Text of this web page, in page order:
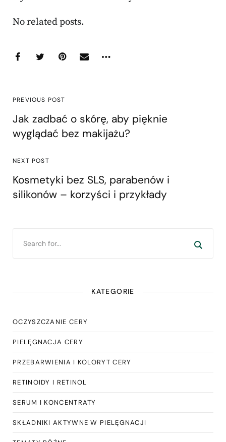
No related posts.
PREVIOUS POST
Jak zadbać o skórę, aby pięknie
wyglądać bez makijażu?
NEXT POST
Kosmetyki bez SLS, parabenów i
silikonów – korzyści i przykłady
KATEGORIE
OCZYSZCZANIE CERY
PIELĘGNACJA CERY
PRZEBARWIENIA I KOLORYT CERY
RETINOIDY I RETINOL
SERUM I KONCENTRATY
SKŁADNIKI AKTYWNE W PIELĘGNACJI